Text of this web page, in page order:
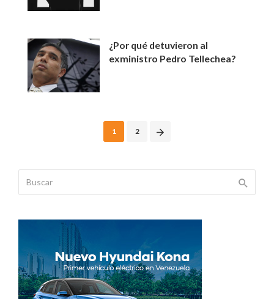
¿Por qué detuvieron al
exministro Pedro Tellechea?
1 2